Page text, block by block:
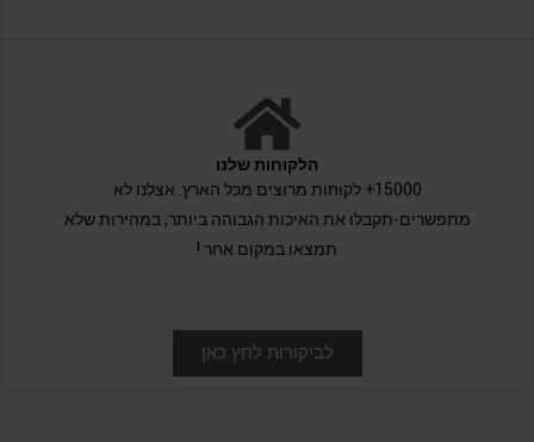
הלקוחות שלנו
15000+ לקוחות מרוצים מכל הארץ. אצלנו לא
מתפשרים-תקבלו את האיכות הגבוהה ביותר, במהירות שלא
תמצאו במקום אחר !
לביקורות לחץ כאן